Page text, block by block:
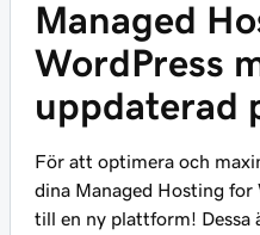
Managed
WordPress
uppdaterad
För att optimera och
dina Managed Hosting for
till en ny plattform! Dessa